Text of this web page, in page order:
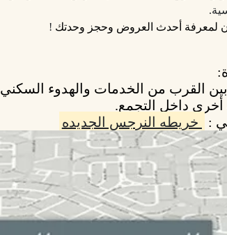
لمعرفة أحدث العروض وحجز وحدتك !
القرب من الخدمات و الهدوء السكني
داخل التجمع.
:
خريطه النرجس الجديده